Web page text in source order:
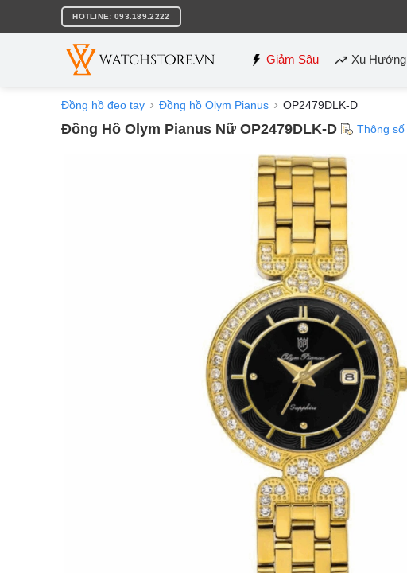
nội
HOTLINE: 093.189.2222
Giảm Sâu Xu Hướng
Đồng hồ đeo tay Đồng hồ Olym Pianus OP2479DLK-D
Đồng Hồ Olym Pianus Nữ OP2479DLK-D Thông số